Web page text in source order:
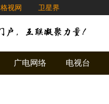
格视网 卫星界
广电网络 电视台